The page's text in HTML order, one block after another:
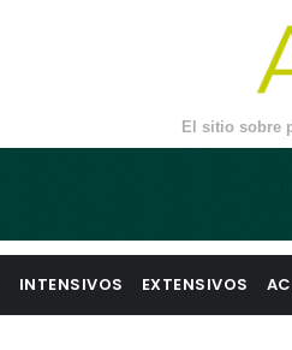
El sitio sobre
INTENSIVOS EXTENSIVOS